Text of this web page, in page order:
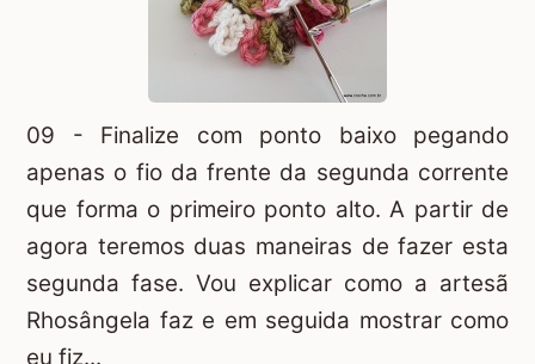
09 - Finalize com ponto baixo pegando
apenas o fio da frente da segunda corrente
que forma o primeiro ponto alto. A partir de
agora teremos duas maneiras de fazer esta
segunda fase. Vou explicar como a artesã
Rhosângela faz e em seguida mostrar como
eu fiz...